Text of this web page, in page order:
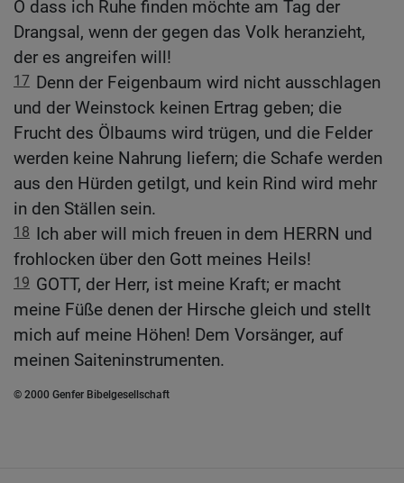
O dass ich Ruhe finden möchte am Tag der
Drangsal, wenn der gegen das Volk heranzieht,
der es angreifen will!
17 Denn der Feigenbaum wird nicht ausschlagen
und der Weinstock keinen Ertrag geben; die
Frucht des Ölbaums wird trügen, und die Felder
werden keine Nahrung liefern; die Schafe werden
aus den Hürden getilgt, und kein Rind wird mehr
in den Ställen sein.
18 Ich aber will mich freuen in dem HERRN und
frohlocken über den Gott meines Heils!
19 GOTT, der Herr, ist meine Kraft; er macht
meine Füße denen der Hirsche gleich und stellt
mich auf meine Höhen! Dem Vorsänger, auf
meinen Saiteninstrumenten.
© 2000 Genfer Bibelgesellschaft